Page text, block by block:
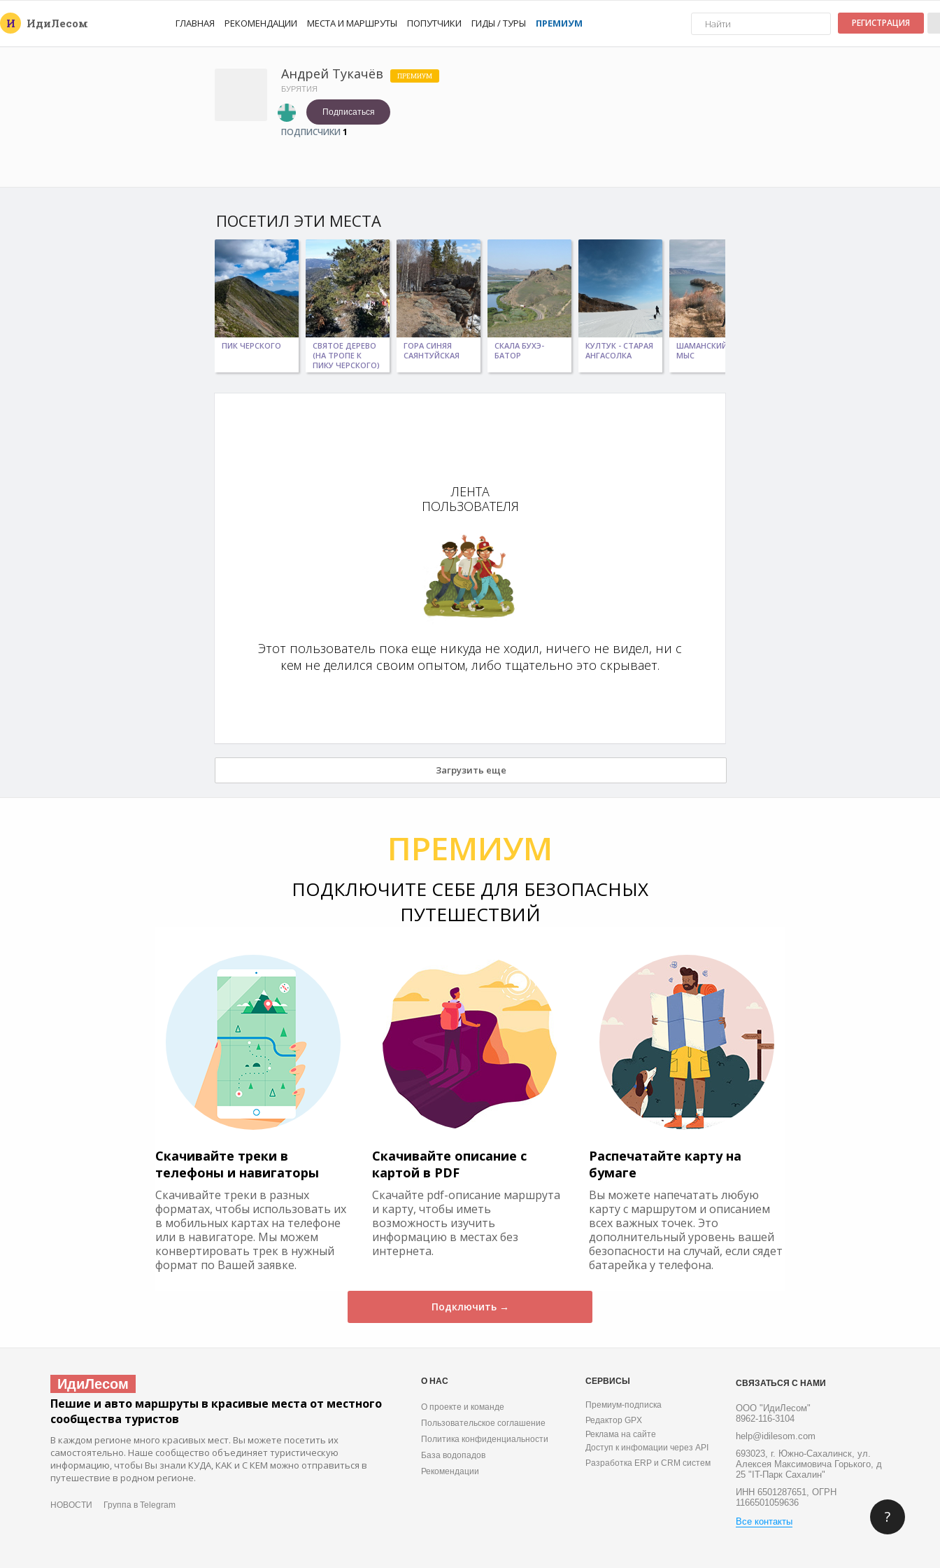
И ИдиЛесом ГЛАВНАЯ РЕКОМЕНДАЦИИ МЕСТА И МАРШРУТЫ ПОПУТЧИКИ ГИДЫ / ТУРЫ ПРЕМИУМ РЕГИСТРАЦИЯ
Андрей Тукачёв ПРЕМИУМ
БУРЯТИЯ
Подписаться
ПОДПИСЧИКИ 1
ПОСЕТИЛ ЭТИ МЕСТА
ПИК ЧЕРСКОГО
СВЯТОЕ ДЕРЕВО
(НА ТРОПЕ К
ПИКУ ЧЕРСКОГО)
ГОРА СИНЯЯ
САЯНТУЙСКАЯ
СКАЛА БУХЭ-
БАТОР
КУЛТУК - СТАРАЯ
АНГАСОЛКА
ШАМАНСКИЙ
МЫС
ЛЕНТА
ПОЛЬЗОВАТЕЛЯ
Этот пользователь пока еще никуда не ходил, ничего не видел, ни с
кем не делился своим опытом, либо тщательно это скрывает.
Загрузить еще
ПРЕМИУМ
ПОДКЛЮЧИТЕ СЕБЕ ДЛЯ БЕЗОПАСНЫХ
ПУТЕШЕСТВИЙ
Скачивайте треки в
телефоны и навигаторы
Скачивайте треки в разных
форматах, чтобы использовать их
в мобильных картах на телефоне
или в навигаторе. Мы можем
конвертировать трек в нужный
формат по Вашей заявке.
Скачивайте описание с
картой в PDF
Скачайте pdf-описание маршрута
и карту, чтобы иметь
возможность изучить
информацию в местах без
интернета.
Распечатайте карту на
бумаге
Вы можете напечатать любую
карту с маршрутом и описанием
всех важных точек. Это
дополнительный уровень вашей
безопасности на случай, если сядет
батарейка у телефона.
Подключить →
ИдиЛесом
Пешие и авто маршруты в красивые места от местного
сообщества туристов
В каждом регионе много красивых мест. Вы можете посетить их
самостоятельно. Наше сообщество объединяет туристическую
информацию, чтобы Вы знали КУДА, КАК и С КЕМ можно отправиться в
путешествие в родном регионе.
НОВОСТИ Группа в Telegram
О НАС
О проекте и команде
Пользовательское соглашение
Политика конфиденциальности
База водопадов
Рекомендации
СЕРВИСЫ
Премиум-подписка
Редактор GPX
Реклама на сайте
Доступ к инфомации через API
Разработка ERP и CRM систем
СВЯЗАТЬСЯ С НАМИ
ООО "ИдиЛесом"
8962-116-3104
help@idilesom.com
693023, г. Южно-Сахалинск, ул.
Алексея Максимовича Горького, д
25 "IT-Парк Сахалин"
ИНН 6501287651, ОГРН
1166501059636
Все контакты
?